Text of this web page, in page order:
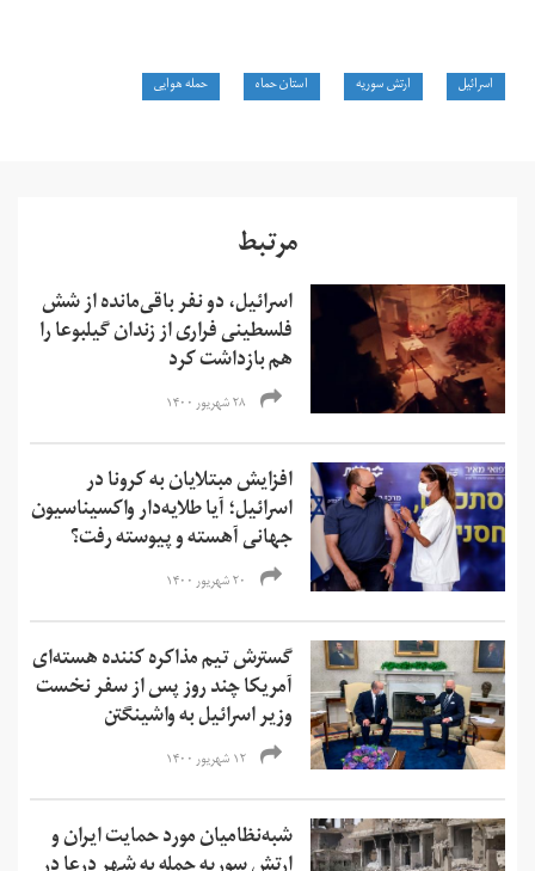
اسرائیل ارتش سوریه استان حماه حمله هوایی
مرتبط
اسرائیل، دو نفر باقی‌مانده از شش
فلسطینی فراری از زندان گیلبوعا را
هم بازداشت کرد
۲۸ شهریور ۱۴۰۰
افزایش مبتلایان به کرونا در
اسرائیل؛ آیا طلایه‌دار واکسیناسیون
جهانی آهسته و پیوسته رفت؟
۲۰ شهریور ۱۴۰۰
گسترش تیم مذاکره کننده هسته‌ای
آمریکا چند روز پس از سفر نخست
وزیر اسرائیل به واشینگتن
۱۲ شهریور ۱۴۰۰
شبه‌نظامیان مورد حمایت ایران و